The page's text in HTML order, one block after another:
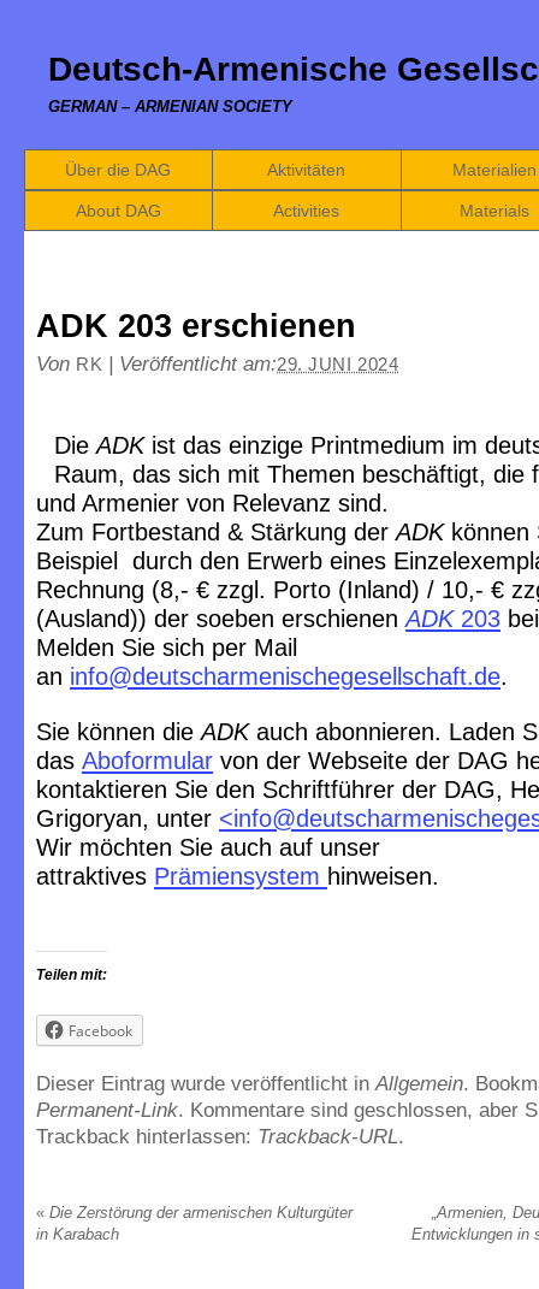
Deutsch-Armenische
GERMAN – ARMENIAN SOCIETY
Über die DAG Aktivitäten Materialien
About DAG Activities Materials
ADK 203 erschienen
Von RK | Veröffentlicht am:29. JUNI 2024
DieADKist das einzige Printmedium im
Raum, das sich mit Themen beschäftigt, die
und Armenier von Relevanz sind.
Zum Fortbestand & Stärkung derADKkönnen
Beispiel durch den Erwerb eines
Rechnung (8,- € zzgl. Porto (Inland) / 10,- €
(Ausland)) der soeben erschienenADK203
Melden Sie sich per Mail
an info@deutscharmenischegesellschaft.de.
Sie können dieADKauch abonnieren. Laden
das Aboformular von der Webseite der DAG
kontaktieren Sie den Schriftführer der DAG,
Grigoryan, unter <
Wir möchten Sie auch auf unser
attraktives Prämiensystem hinweisen.
Teilen mit:
Facebook
Dieser Eintrag wurde veröffentlicht inAllgemein.
Permanent-Link. Kommentare sind geschlossen, aber
Trackback hinterlassen: Trackback-URL.
« Die Zerstörung der armenischen Kulturgüter
in Karabach
„Armenien,
Entwicklungen in